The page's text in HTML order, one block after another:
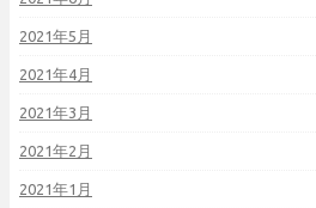
2021年5月
2021年4月
2021年3月
2021年2月
2021年1月